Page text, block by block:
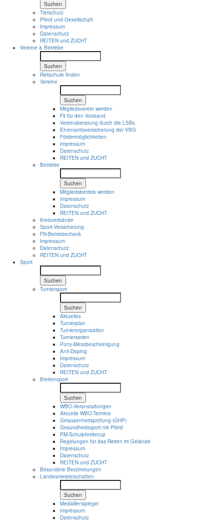
Suchen
Tierschutz
Pferd und Gesellschaft
Impressum
Datenschutz
REITEN und ZUCHT
Vereine & Betriebe
Suchen
Reitschule finden
Vereine
Suchen
Mitgliedsverein werden
Fit für den Vorstand
Vereinsberatung durch die LSBs
Ehrenamtsversicherung der VBG
Fördermöglichkeiten
Impressum
Datenschutz
REITEN und ZUCHT
Betriebe
Suchen
Mitgliedsbetrieb werden
Impressum
Datenschutz
REITEN und ZUCHT
Kreisverbände
Sport-Versicherung
FN-Betriebecheck
Impressum
Datenschutz
REITEN und ZUCHT
Sport
Suchen
Turniersport
Suchen
Aktuelles
Turnierplan
Turnierorganisation
Turnierserien
Pony-Messbescheinigung
Anti-Doping
Impressum
Datenschutz
REITEN und ZUCHT
Breitensport
Suchen
WBO-Veranstaltungen
Aktuelle WBO-Termine
Gelassenheitsprüfung (GHP)
Gesundheitssport mit Pferd
PM-Schulpferdecup
Regelungen für das Reiten im Gelände
Impressum
Datenschutz
REITEN und ZUCHT
Besondere Bestimmungen
Landesmeisterschaften
Suchen
Medaillenspiegel
Impressum
Datenschutz